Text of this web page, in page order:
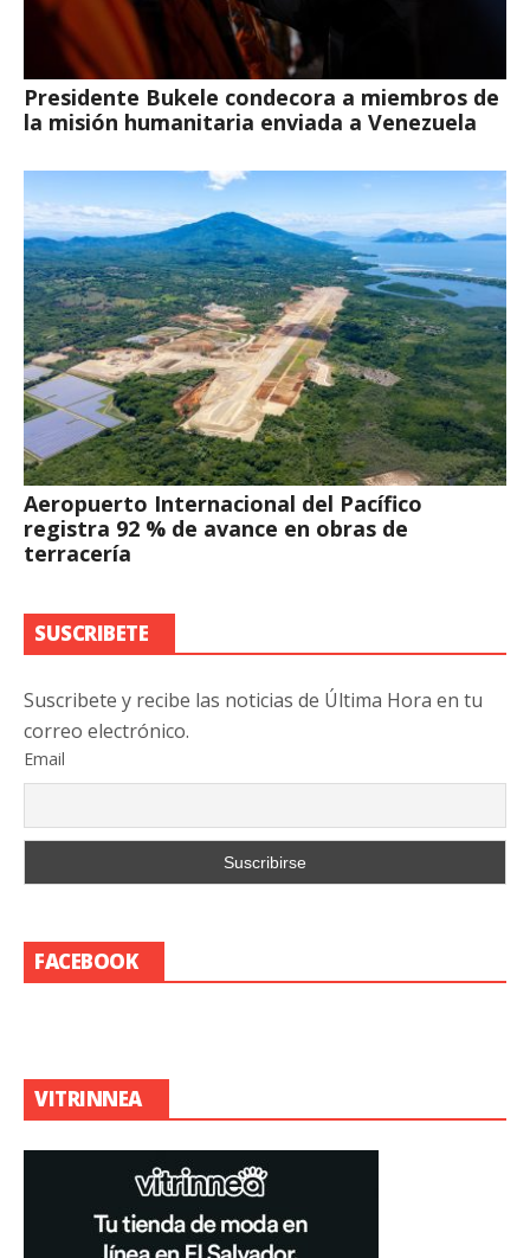
Presidente Bukele condecora a miembros de
la misión humanitaria enviada a Venezuela
Aeropuerto Internacional del Pacífico
registra 92 % de avance en obras de
terracería
SUSCRIBETE
Suscribete y recibe las noticias de Última Hora en tu
correo electrónico.
Email
FACEBOOK
VITRINNEA